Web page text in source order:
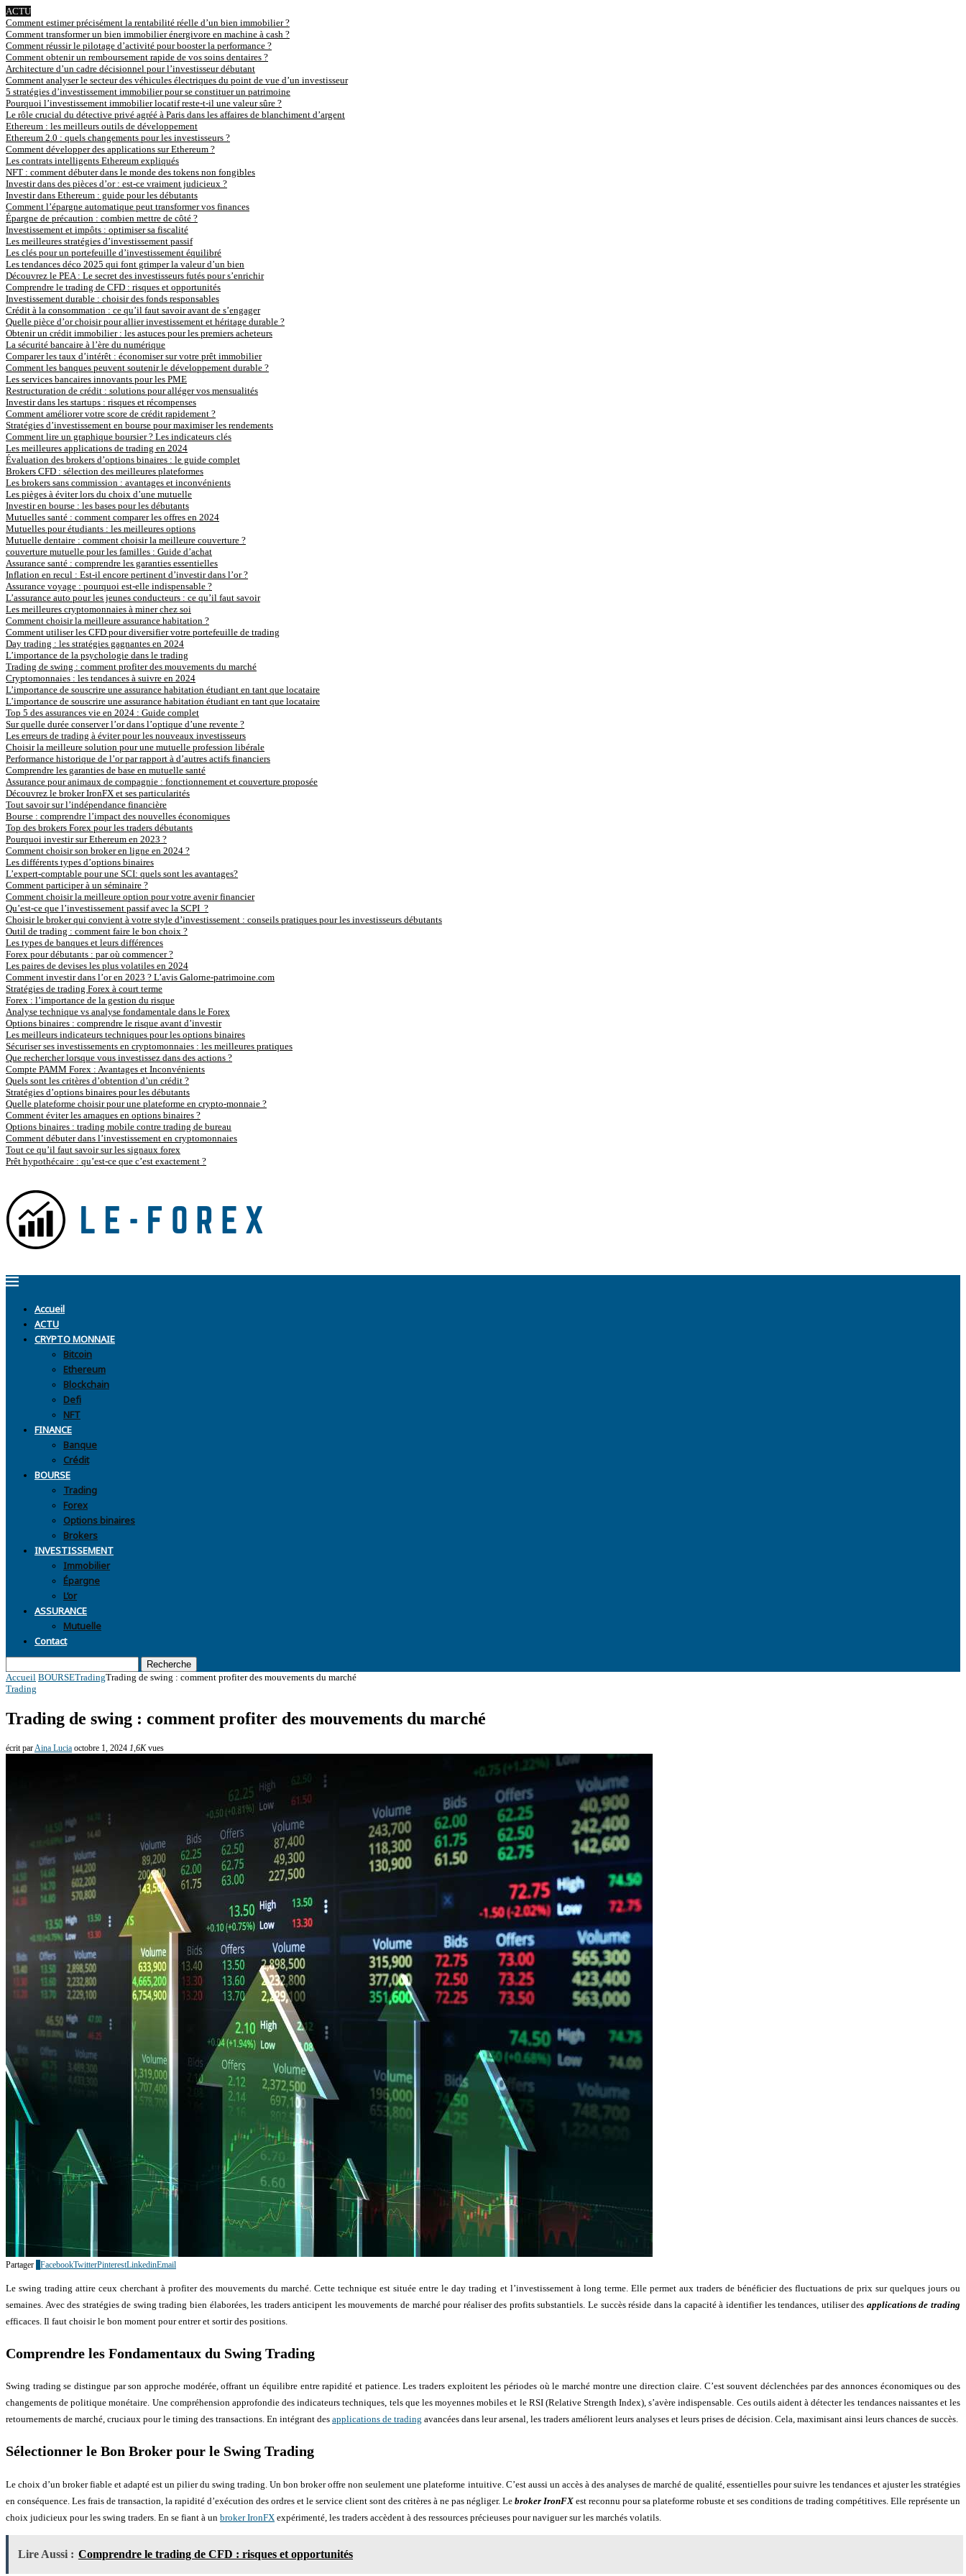
ACTU
Comment estimer précisément la rentabilité réelle d’un bien immobilier ?
Comment transformer un bien immobilier énergivore en machine à cash ?
Comment réussir le pilotage d’activité pour booster la performance ?
Comment obtenir un remboursement rapide de vos soins dentaires ?
Architecture d’un cadre décisionnel pour l’investisseur débutant
Comment analyser le secteur des véhicules électriques du point de vue d’un investisseur
5 stratégies d’investissement immobilier pour se constituer un patrimoine
Pourquoi l’investissement immobilier locatif reste-t-il une valeur sûre ?
Le rôle crucial du détective privé agréé à Paris dans les affaires de blanchiment d’argent
Ethereum : les meilleurs outils de développement
Ethereum 2.0 : quels changements pour les investisseurs ?
Comment développer des applications sur Ethereum ?
Les contrats intelligents Ethereum expliqués
NFT : comment débuter dans le monde des tokens non fongibles
Investir dans des pièces d’or : est-ce vraiment judicieux ?
Investir dans Ethereum : guide pour les débutants
Comment l’épargne automatique peut transformer vos finances
Épargne de précaution : combien mettre de côté ?
Investissement et impôts : optimiser sa fiscalité
Les meilleures stratégies d’investissement passif
Les clés pour un portefeuille d’investissement équilibré
Les tendances déco 2025 qui font grimper la valeur d’un bien
Découvrez le PEA : Le secret des investisseurs futés pour s’enrichir
Comprendre le trading de CFD : risques et opportunités
Investissement durable : choisir des fonds responsables
Crédit à la consommation : ce qu’il faut savoir avant de s’engager
Quelle pièce d’or choisir pour allier investissement et héritage durable ?
Obtenir un crédit immobilier : les astuces pour les premiers acheteurs
La sécurité bancaire à l’ère du numérique
Comparer les taux d’intérêt : économiser sur votre prêt immobilier
Comment les banques peuvent soutenir le développement durable ?
Les services bancaires innovants pour les PME
Restructuration de crédit : solutions pour alléger vos mensualités
Investir dans les startups : risques et récompenses
Comment améliorer votre score de crédit rapidement ?
Stratégies d’investissement en bourse pour maximiser les rendements
Comment lire un graphique boursier ? Les indicateurs clés
Les meilleures applications de trading en 2024
Évaluation des brokers d’options binaires : le guide complet
Brokers CFD : sélection des meilleures plateformes
Les brokers sans commission : avantages et inconvénients
Les pièges à éviter lors du choix d’une mutuelle
Investir en bourse : les bases pour les débutants
Mutuelles santé : comment comparer les offres en 2024
Mutuelles pour étudiants : les meilleures options
Mutuelle dentaire : comment choisir la meilleure couverture ?
couverture mutuelle pour les familles : Guide d’achat
Assurance santé : comprendre les garanties essentielles
Inflation en recul : Est-il encore pertinent d’investir dans l’or ?
Assurance voyage : pourquoi est-elle indispensable ?
L’assurance auto pour les jeunes conducteurs : ce qu’il faut savoir
Les meilleures cryptomonnaies à miner chez soi
Comment choisir la meilleure assurance habitation ?
Comment utiliser les CFD pour diversifier votre portefeuille de trading
Day trading : les stratégies gagnantes en 2024
L’importance de la psychologie dans le trading
Trading de swing : comment profiter des mouvements du marché
Cryptomonnaies : les tendances à suivre en 2024
L’importance de souscrire une assurance habitation étudiant en tant que locataire
L’importance de souscrire une assurance habitation étudiant en tant que locataire
Top 5 des assurances vie en 2024 : Guide complet
Sur quelle durée conserver l’or dans l’optique d’une revente ?
Les erreurs de trading à éviter pour les nouveaux investisseurs
Choisir la meilleure solution pour une mutuelle profession libérale
Performance historique de l’or par rapport à d’autres actifs financiers
Comprendre les garanties de base en mutuelle santé
Assurance pour animaux de compagnie : fonctionnement et couverture proposée
Découvrez le broker IronFX et ses particularités
Tout savoir sur l’indépendance financière
Bourse : comprendre l’impact des nouvelles économiques
Top des brokers Forex pour les traders débutants
Pourquoi investir sur Ethereum en 2023 ?
Comment choisir son broker en ligne en 2024 ?
Les différents types d’options binaires
L’expert-comptable pour une SCI: quels sont les avantages?
Comment participer à un séminaire ?
Comment choisir la meilleure option pour votre avenir financier
Qu’est-ce que l’investissement passif avec la SCPI ?
Choisir le broker qui convient à votre style d’investissement : conseils pratiques pour les investisseurs débutants
Outil de trading : comment faire le bon choix ?
Les types de banques et leurs différences
Forex pour débutants : par où commencer ?
Les paires de devises les plus volatiles en 2024
Comment investir dans l’or en 2023 ? L’avis Galorne-patrimoine.com
Stratégies de trading Forex à court terme
Forex : l’importance de la gestion du risque
Analyse technique vs analyse fondamentale dans le Forex
Options binaires : comprendre le risque avant d’investir
Les meilleurs indicateurs techniques pour les options binaires
Sécuriser ses investissements en cryptomonnaies : les meilleures pratiques
Que rechercher lorsque vous investissez dans des actions ?
Compte PAMM Forex : Avantages et Inconvénients
Quels sont les critères d’obtention d’un crédit ?
Stratégies d’options binaires pour les débutants
Quelle plateforme choisir pour une plateforme en crypto-monnaie ?
Comment éviter les arnaques en options binaires ?
Options binaires : trading mobile contre trading de bureau
Comment débuter dans l’investissement en cryptomonnaies
Tout ce qu’il faut savoir sur les signaux forex
Prêt hypothécaire : qu’est-ce que c’est exactement ?
Accueil
ACTU
CRYPTO MONNAIE
Bitcoin
Ethereum
Blockchain
Defi
NFT
FINANCE
Banque
Crédit
BOURSE
Trading
Forex
Options binaires
Brokers
INVESTISSEMENT
Immobilier
Épargne
L’or
ASSURANCE
Mutuelle
Contact
Recherche
Accueil BOURSETradingTrading de swing : comment profiter des mouvements du marché
Trading
Trading de swing : comment profiter des mouvements du marché
écrit parAina Lucia octobre 1, 2024 1,6Kvues
Partager FacebookTwitterPinterestLinkedinEmail
Le swing trading attire ceux cherchant à profiter des mouvements du marché. Cette technique est située entre le day trading et l’investissement à long terme. Elle permet aux traders de bénéficier des fluctuations de prix sur quelques jours ou
semaines. Avec des stratégies de swing trading bien élaborées, les traders anticipent les mouvements de marché pour réaliser des profits substantiels. Le succès réside dans la capacité à identifier les tendances, utiliser des applications de trading
efficaces. Il faut choisir le bon moment pour entrer et sortir des positions.
Comprendre les Fondamentaux du Swing Trading
Swing trading se distingue par son approche modérée, offrant un équilibre entre rapidité et patience. Les traders exploitent les périodes où le marché montre une direction claire. C’est souvent déclenchées par des annonces économiques ou des
changements de politique monétaire. Une compréhension approfondie des indicateurs techniques, tels que les moyennes mobiles et le RSI (Relative Strength Index), s’avère indispensable. Ces outils aident à détecter les tendances naissantes et les
retournements de marché, cruciaux pour le timing des transactions. En intégrant des applications de trading avancées dans leur arsenal, les traders améliorent leurs analyses et leurs prises de décision. Cela, maximisant ainsi leurs chances de succès.
Sélectionner le Bon Broker pour le Swing Trading
Le choix d’un broker fiable et adapté est un pilier du swing trading. Un bon broker offre non seulement une plateforme intuitive. C’est aussi un accès à des analyses de marché de qualité, essentielles pour suivre les tendances et ajuster les stratégies
en conséquence. Les frais de transaction, la rapidité d’exécution des ordres et le service client sont des critères à ne pas négliger. Le broker IronFX est reconnu pour sa plateforme robuste et ses conditions de trading compétitives. Elle représente un
choix judicieux pour les swing traders. En se fiant à un broker IronFX expérimenté, les traders accèdent à des ressources précieuses pour naviguer sur les marchés volatils.
Lire Aussi : Comprendre le trading de CFD : risques et opportunités